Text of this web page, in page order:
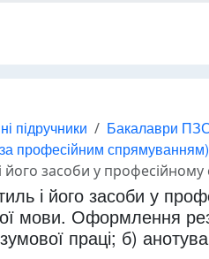
підручники
Бакалаври
професійним спрямуванням)
Особливості наукового стилю сучасної української літературної мови. Оформлення
і його засоби у
мови. Оформлення
праці; б)